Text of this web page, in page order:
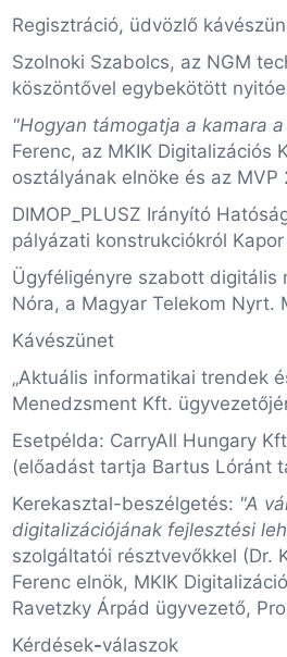
Regisztráció, üdvözlő
Szolnoki Szabolcs, az NGM
köszöntővel egybekötött
"Hogyan támogatja a kamara
Ferenc, az MKIK Digitalizációs
osztályának elnöke és az
DIMOP_PLUSZ Irányító
pályázati konstrukciókról
Ügyféligényre szabott digitális
Nóra, a Magyar Telekom Nyrt.
Kávészünet
„Aktuális informatikai trendek
Menedzsment Kft.
Esetpélda: CarryAll Hungary
(előadást tartja Bartus Lóránt
Kerekasztal-beszélgetés: "A
digitalizációjának fejlesztési
szolgáltatói résztvevőkkel (Dr.
Ferenc elnök, MKIK
Ravetzky Árpád ügyvezető,
Kérdések-válaszok